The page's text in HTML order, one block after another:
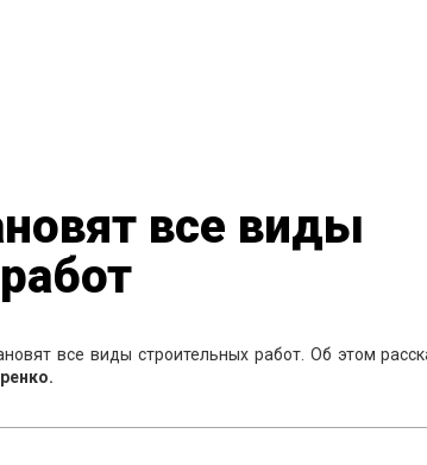
все виды
все виды строительных работ. Об этом